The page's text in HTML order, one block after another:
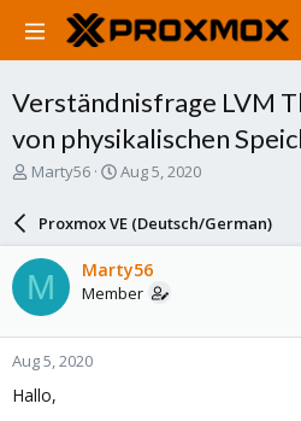
Verständnisfrage LVM
von physikalischen
T
a
d
s
t
a
r
t
e
Marty56
S
a
r
d
a
e
Aug 5, 2020
Proxmox VE (Deutsch/German)
M Marty56
Member
Aug 5, 2020
Hallo,